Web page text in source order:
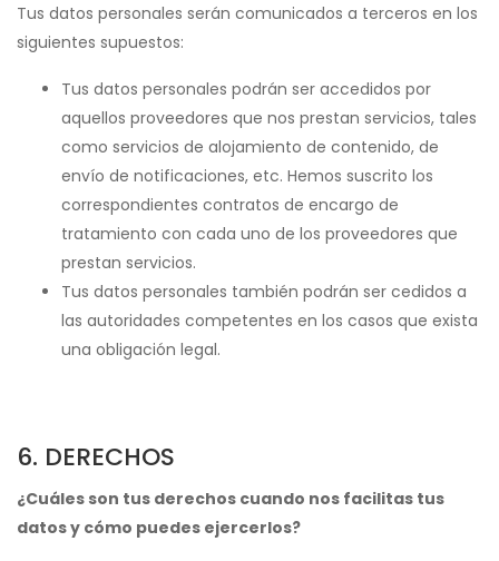
Tus datos personales serán comunicados a terceros en los
siguientes supuestos:
Tus datos personales podrán ser accedidos por
aquellos proveedores que nos prestan servicios, tales
como servicios de alojamiento de contenido, de
envío de notificaciones, etc. Hemos suscrito los
correspondientes contratos de encargo de
tratamiento con cada uno de los proveedores que
prestan servicios.
Tus datos personales también podrán ser cedidos a
las autoridades competentes en los casos que exista
una obligación legal.
6. DERECHOS
¿Cuáles son tus derechos cuando nos facilitas tus
datos y cómo puedes ejercerlos?